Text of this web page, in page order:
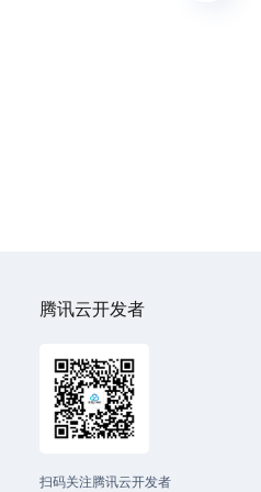
腾讯云开发者
扫码关注腾讯云开发者